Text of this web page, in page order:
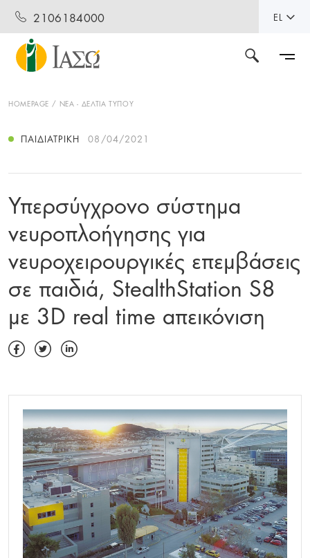
2106184000 EL
HOMEPAGE ΝΕΑ - ΔΕΛΤΙΑ ΤΥΠΟΥ
ΠΑΙΔΙΑΤΡΙΚΉ 08/04/2021
Υπερσύγχρονο σύστημα
νευροπλοήγησης για
νευροχειρουργικές επεμβάσεις
σε παιδιά, StealthStation S8
με 3D real time απεικόνιση